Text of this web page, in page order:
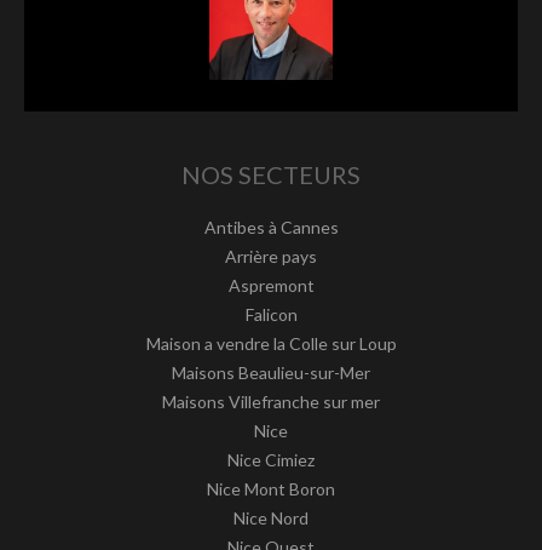
NOS SECTEURS
Antibes à Cannes
Arrière pays
Aspremont
Falicon
Maison a vendre la Colle sur Loup
Maisons Beaulieu-sur-Mer
Maisons Villefranche sur mer
Nice
Nice Cimiez
Nice Mont Boron
Nice Nord